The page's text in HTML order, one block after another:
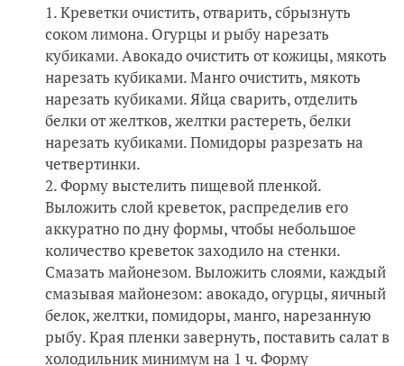
Креветки очистить, отварить, сбрызнуть
соком лимона. Огурцы и рыбу нарезать
кубиками. Авокадо очистить от кожицы, мякоть
нарезать кубиками. Манго очистить, мякоть
нарезать кубиками. Яйца сварить, отделить
белки от желтков, желтки растереть, белки
нарезать кубиками. Помидоры разрезать на
четвертинки.
Форму выстелить пищевой пленкой.
Выложить слой креветок, распределив его
аккуратно по дну формы, чтобы небольшое
количество креветок заходило на стенки.
Смазать майонезом. Выложить слоями, каждый
смазывая майонезом: авокадо, огурцы, яичный
белок, желтки, помидоры, манго, нарезанную
рыбу. Края пленки завернуть, поставить салат в
холодильник минимум на 1 ч. Форму